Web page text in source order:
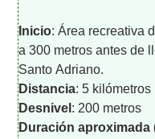
Inicio: Área recreativa
a 300 metros antes de
Santo Adriano.
Distancia: 5 kilómetros
Desnivel : 200 metros
Duración aproximada